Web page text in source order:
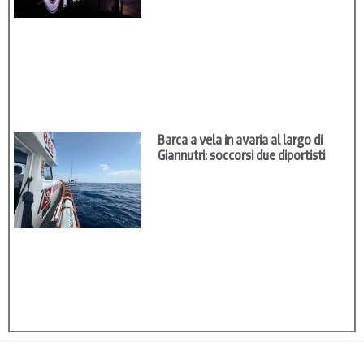
Barca a vela in avaria al largo di
Giannutri: soccorsi due diportisti